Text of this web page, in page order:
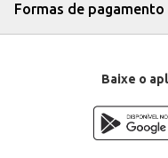
Formas de pagamento
Baixe o